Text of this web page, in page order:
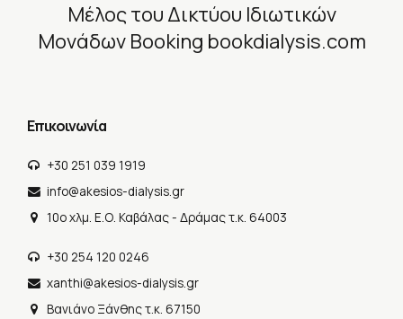
Μέλος του Δικτύου Ιδιωτικών
Μονάδων Booking bookdialysis.com
Επικοινωνία
+30 251 039 1919
info@akesios-dialysis.gr
10o χλμ. Ε.Ο. Καβάλας - Δράμας τ.κ. 64003
+30 254 120 0246
xanthi@akesios-dialysis.gr
Βανιάνο Ξάνθης τ.κ. 67150